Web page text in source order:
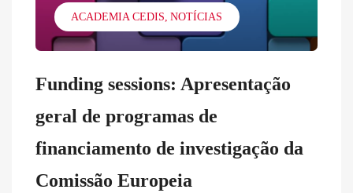
ACADEMIA CEDIS NOTÍCIAS
Funding sessions: Apresentação
geral de programas de
financiamento de investigação da
Comissão Europeia